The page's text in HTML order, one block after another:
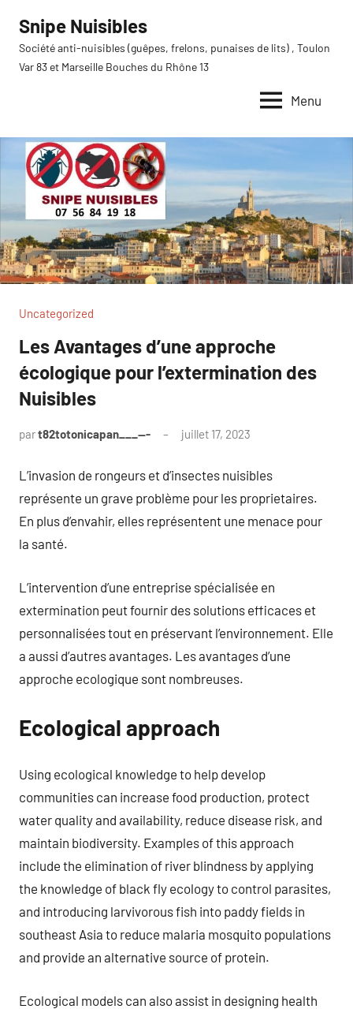
contenu
Snipe Nuisibles
Société anti-nuisibles (guêpes, frelons, punaises de lits) , Toulon
Var 83 et Marseille Bouches du Rhône 13
Menu
Uncategorized
Les Avantages d’une approche
écologique pour l’extermination des
Nuisibles
part82totonicapan___--- juillet 17, 2023
L’invasion de rongeurs et d’insectes nuisibles
représente un grave problème pour les proprietaires.
En plus d’envahir, elles représentent une menace pour
la santé.
L’intervention d’une entreprise spécialisée en
extermination peut fournir des solutions efficaces et
personnalisées tout en préservant l’environnement. Elle
a aussi d’autres avantages. Les avantages d’une
approche ecologique sont nombreuses.
Ecological approach
Using ecological knowledge to help develop
communities can increase food production, protect
water quality and availability, reduce disease risk, and
maintain biodiversity. Examples of this approach
include the elimination of river blindness by applying
the knowledge of black fly ecology to control parasites,
and introducing larvivorous fish into paddy fields in
southeast Asia to reduce malaria mosquito populations
and provide an alternative source of protein.
Ecological models can also assist in designing health